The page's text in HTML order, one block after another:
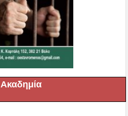
Ακαδημία